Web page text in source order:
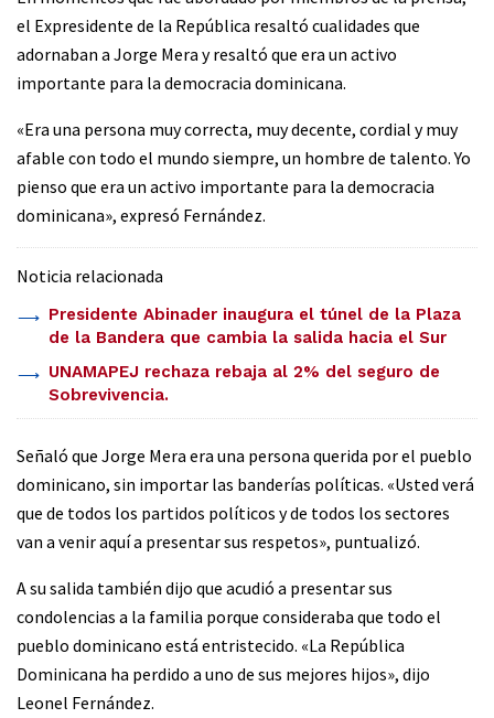
el Expresidente de la República resaltó cualidades que
adornaban a Jorge Mera y resaltó que era un activo
importante para la democracia dominicana.
«Era una persona muy correcta, muy decente, cordial y muy
afable con todo el mundo siempre, un hombre de talento. Yo
pienso que era un activo importante para la democracia
dominicana», expresó Fernández.
Noticia relacionada
Presidente Abinader inaugura el túnel de la Plaza
de la Bandera que cambia la salida hacia el Sur
UNAMAPEJ rechaza rebaja al 2% del seguro de
Sobrevivencia.
Señaló que Jorge Mera era una persona querida por el pueblo
dominicano, sin importar las banderías políticas. «Usted verá
que de todos los partidos políticos y de todos los sectores
van a venir aquí a presentar sus respetos», puntualizó.
A su salida también dijo que acudió a presentar sus
condolencias a la familia porque consideraba que todo el
pueblo dominicano está entristecido. «La República
Dominicana ha perdido a uno de sus mejores hijos», dijo
Leonel Fernández.